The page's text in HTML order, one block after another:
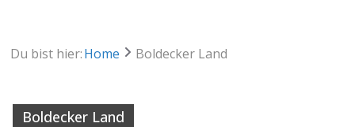
Du bist hier:Home Boldecker Land
Boldecker Land